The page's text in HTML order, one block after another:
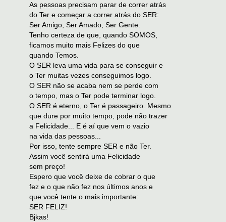
As pessoas precisam parar de correr atrás
do Ter e começar a correr atrás do SER:
Ser Amigo, Ser Amado, Ser Gente.
Tenho certeza de que, quando SOMOS,
ficamos muito mais Felizes do que
quando Temos.
O SER leva uma vida para se conseguir e
o Ter muitas vezes conseguimos logo.
O SER não se acaba nem se perde com
o tempo, mas o Ter pode terminar logo.
O SER é eterno, o Ter é passageiro. Mesmo
que dure por muito tempo, pode não trazer
a Felicidade... E é aí que vem o vazio
na vida das pessoas...
Por isso, tente sempre SER e não Ter.
Assim você sentirá uma Felicidade
sem preço!
Espero que você deixe de cobrar o que
fez e o que não fez nos últimos anos e
que você tente o mais importante:
SER FELIZ!
Bjkas!